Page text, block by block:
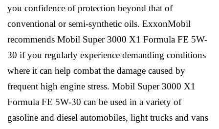
you confidence of protection beyond that of
conventional or semi-synthetic oils. ExxonMobil
recommends Mobil Super 3000 X1 Formula FE 5W-
30 if you regularly experience demanding conditions
where it can help combat the damage caused by
frequent high engine stress. Mobil Super 3000 X1
Formula FE 5W-30 can be used in a variety of
gasoline and diesel automobiles, light trucks and vans